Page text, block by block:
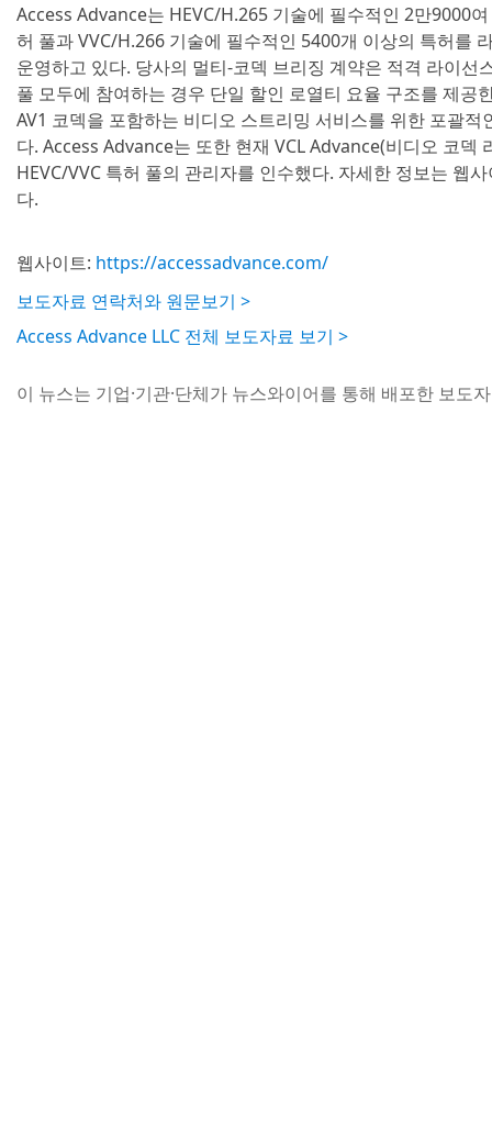
Access Advance는 HEVC/H.265 기술에 필수적인 2만9000
허 풀과 VVC/H.266 기술에 필수적인 5400개 이상의 특허를
운영하고 있다. 당사의 멀티-코덱 브리징 계약은 적격 라이선
풀 모두에 참여하는 경우 단일 할인 로열티 요율 구조를 제공
AV1 코덱을 포함하는 비디오 스트리밍 서비스를 위한 포괄
다. Access Advance는 또한 현재 VCL Advance(비디오 코덱
HEVC/VVC 특허 풀의 관리자를 인수했다. 자세한 정보는 웹
다.
웹사이트: https://accessadvance.com/
보도자료 연락처와 원문보기 >
Access Advance LLC 전체 보도자료 보기 >
이 뉴스는 기업·기관·단체가 뉴스와이어를 통해 배포한 보도